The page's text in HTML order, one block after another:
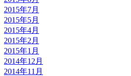
2015年7月
2015年5月
2015年4月
2015年2月
2015年1月
2014年12月
2014年11月